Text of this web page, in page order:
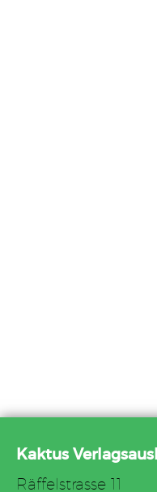
Kaktus
Räffelstrasse 11